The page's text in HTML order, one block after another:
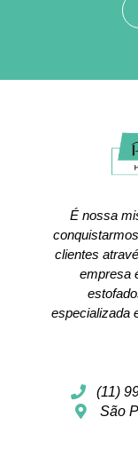
É nossa
clientes
empresa
especializada
(11)
São